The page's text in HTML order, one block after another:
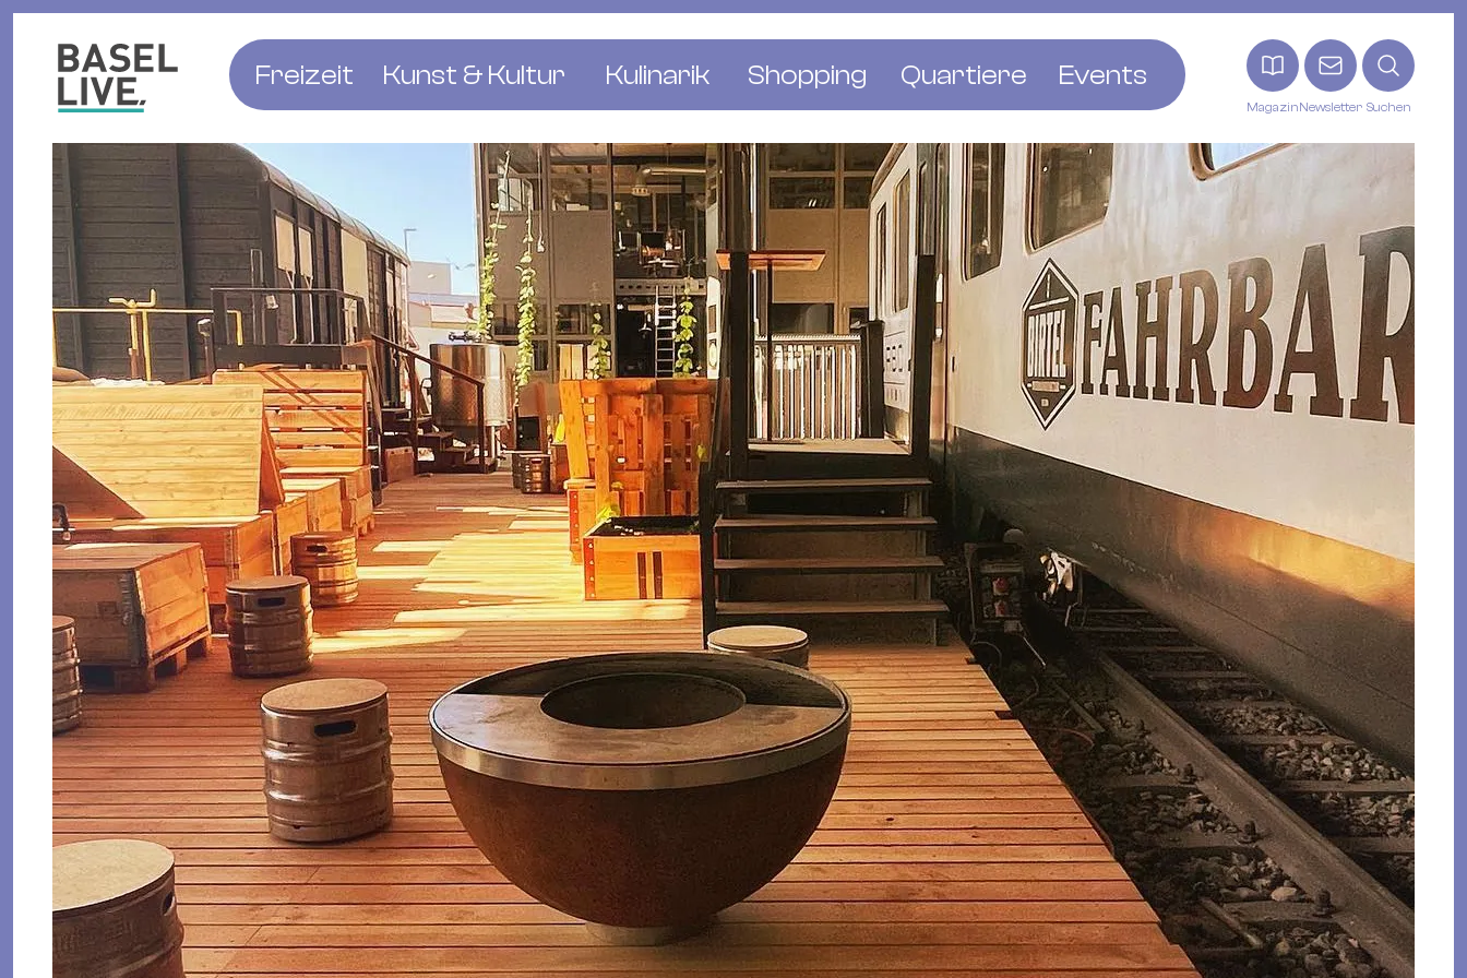
MagazinNewsletter Suchen
Freizeit
Musik & Konzerte
Club & Party
Familie & Kinder
Kino & Film
Hotels
Natur & Parks
Kunst & Kultur
Museen
Theater
Galerien & Ausstellungen
Literatur & Bücher
Kulinarik
Restaurants
Bars & Pubs
Cafés & Tea Rooms
Bäckereien & Konditoreien
Shopping
Mode & Kleider
Concept Stores
Wohnen & Leben
Schmuck & Uhren
Blumen & Pflanzen
Quartiere
Altstadt
Bachletten
Gundeldingen
Kleinbasel
Klybeck
St. Johann
Wettstein
Events